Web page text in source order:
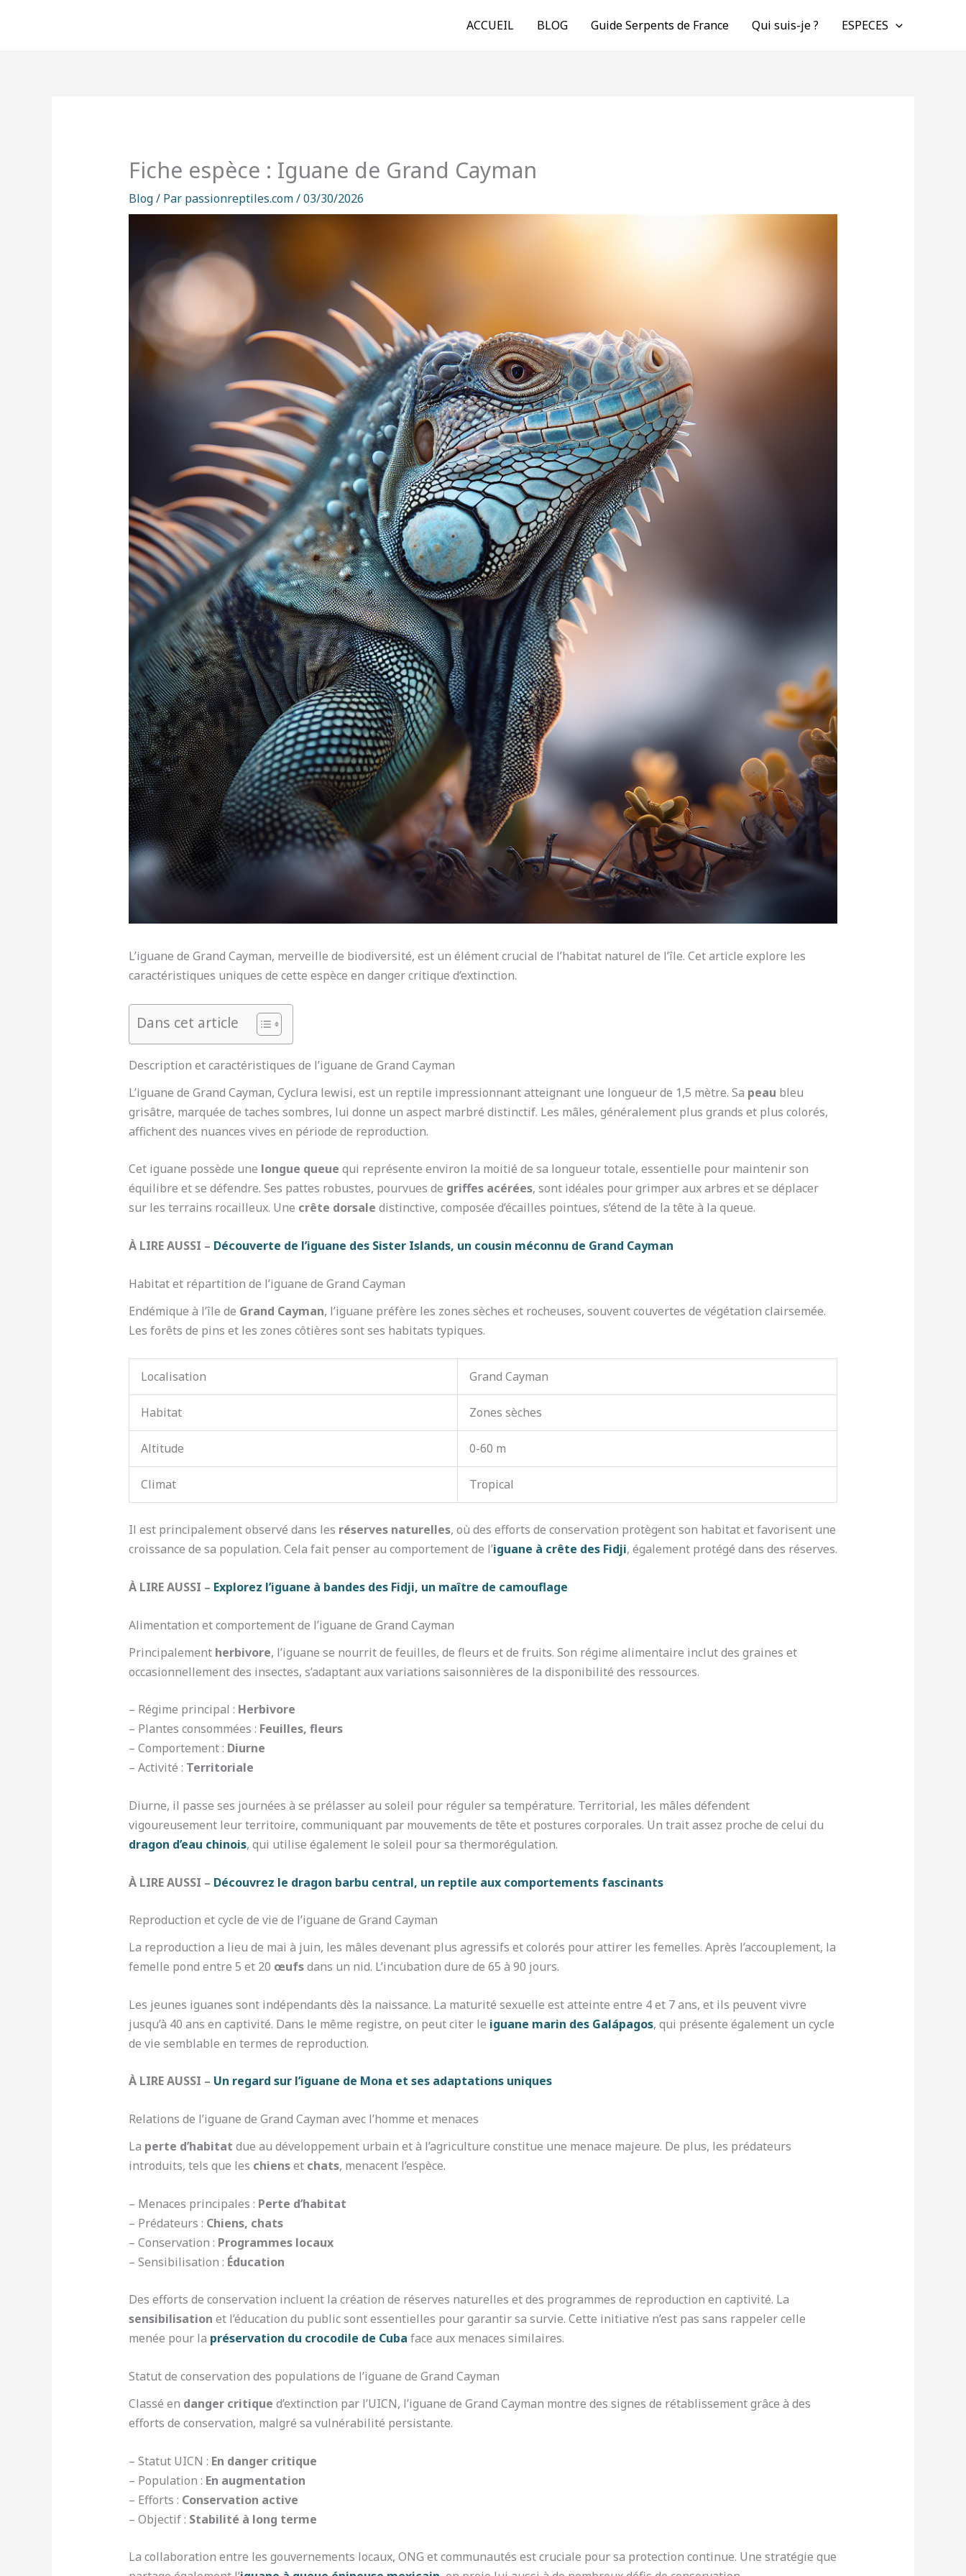
ACCUEIL BLOG Guide Serpents de France Qui suis-je ? ESPECES
Fiche espèce : Iguane de Grand Cayman
Blog/ Par passionreptiles.com/03/30/2026
L’iguane de Grand Cayman, merveille de biodiversité, est un élément crucial de l’habitat naturel de l’île. Cet article explore les
caractéristiques uniques de cette espèce en danger critique d’extinction.
Dans cet article
Description et caractéristiques de l’iguane de Grand Cayman
L’iguane de Grand Cayman, Cyclura lewisi, est un reptile impressionnant atteignant une longueur de 1,5 mètre. Sa peau bleu
grisâtre, marquée de taches sombres, lui donne un aspect marbré distinctif. Les mâles, généralement plus grands et plus colorés,
affichent des nuances vives en période de reproduction.
Cet iguane possède une longue queue qui représente environ la moitié de sa longueur totale, essentielle pour maintenir son
équilibre et se défendre. Ses pattes robustes, pourvues de griffes acérées, sont idéales pour grimper aux arbres et se déplacer
sur les terrains rocailleux. Une crête dorsale distinctive, composée d’écailles pointues, s’étend de la tête à la queue.
À LIRE AUSSI – Découverte de l’iguane des Sister Islands, un cousin méconnu de Grand Cayman
Habitat et répartition de l’iguane de Grand Cayman
Endémique à l’île de Grand Cayman, l’iguane préfère les zones sèches et rocheuses, souvent couvertes de végétation clairsemée.
Les forêts de pins et les zones côtières sont ses habitats typiques.
Localisation Grand Cayman
Habitat Zones sèches
Altitude 0-60 m
Climat Tropical
Il est principalement observé dans les réserves naturelles, où des efforts de conservation protègent son habitat et favorisent une
croissance de sa population. Cela fait penser au comportement de l’iguane à crête des Fidji, également protégé dans des réserves.
À LIRE AUSSI – Explorez l’iguane à bandes des Fidji, un maître de camouflage
Alimentation et comportement de l’iguane de Grand Cayman
Principalement herbivore, l’iguane se nourrit de feuilles, de fleurs et de fruits. Son régime alimentaire inclut des graines et
occasionnellement des insectes, s’adaptant aux variations saisonnières de la disponibilité des ressources.
– Régime principal : Herbivore
– Plantes consommées : Feuilles, fleurs
– Comportement : Diurne
– Activité : Territoriale
Diurne, il passe ses journées à se prélasser au soleil pour réguler sa température. Territorial, les mâles défendent
vigoureusement leur territoire, communiquant par mouvements de tête et postures corporales. Un trait assez proche de celui du
dragon d’eau chinois, qui utilise également le soleil pour sa thermorégulation.
À LIRE AUSSI – Découvrez le dragon barbu central, un reptile aux comportements fascinants
Reproduction et cycle de vie de l’iguane de Grand Cayman
La reproduction a lieu de mai à juin, les mâles devenant plus agressifs et colorés pour attirer les femelles. Après l’accouplement, la
femelle pond entre 5 et 20 œufsdans un nid. L’incubation dure de 65 à 90 jours.
Les jeunes iguanes sont indépendants dès la naissance. La maturité sexuelle est atteinte entre 4 et 7 ans, et ils peuvent vivre
jusqu’à 40 ans en captivité. Dans le même registre, on peut citer le iguane marin des Galápagos, qui présente également un cycle
de vie semblable en termes de reproduction.
À LIRE AUSSI – Un regard sur l’iguane de Mona et ses adaptations uniques
Relations de l’iguane de Grand Cayman avec l’homme et menaces
La perte d’habitat due au développement urbain et à l’agriculture constitue une menace majeure. De plus, les prédateurs
introduits, tels que les chienset chats, menacent l’espèce.
– Menaces principales : Perte d’habitat
– Prédateurs : Chiens, chats
– Conservation : Programmes locaux
– Sensibilisation : Éducation
Des efforts de conservation incluent la création de réserves naturelles et des programmes de reproduction en captivité. La
sensibilisation et l’éducation du public sont essentielles pour garantir sa survie. Cette initiative n’est pas sans rappeler celle
menée pour la préservation du crocodile de Cuba face aux menaces similaires.
Statut de conservation des populations de l’iguane de Grand Cayman
Classé en danger critique d’extinction par l’UICN, l’iguane de Grand Cayman montre des signes de rétablissement grâce à des
efforts de conservation, malgré sa vulnérabilité persistante.
– Statut UICN : En danger critique
– Population : En augmentation
– Efforts : Conservation active
– Objectif : Stabilité à long terme
La collaboration entre les gouvernements locaux, ONG et communautés est cruciale pour sa protection continue. Une stratégie que